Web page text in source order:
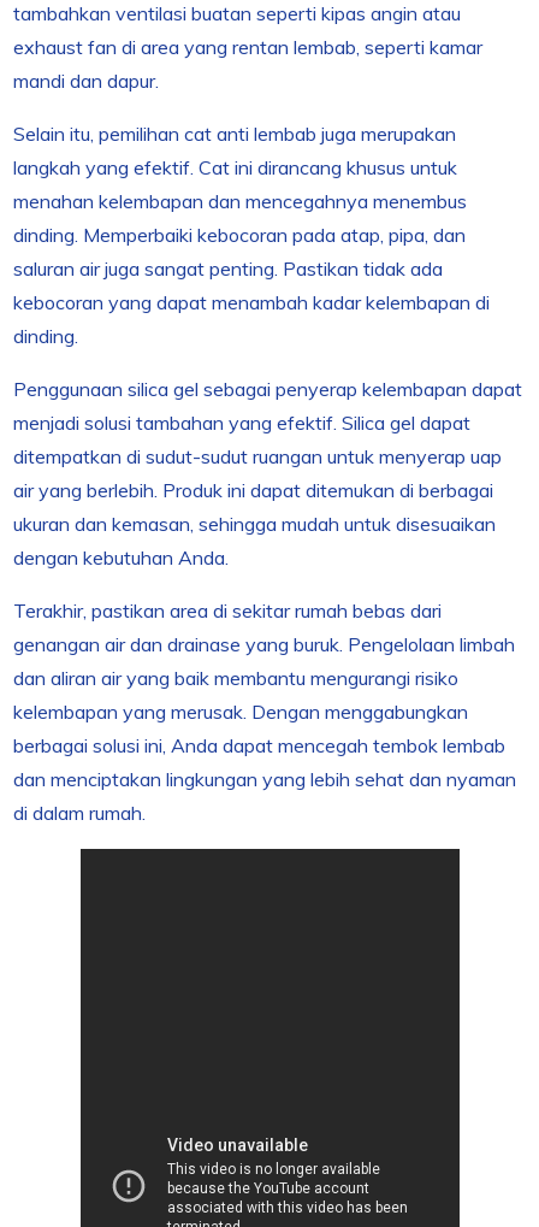
tambahkan ventilasi buatan seperti kipas angin atau
exhaust fan di area yang rentan lembab, seperti kamar
mandi dan dapur.
Selain itu, pemilihan cat anti lembab juga merupakan
langkah yang efektif. Cat ini dirancang khusus untuk
menahan kelembapan dan mencegahnya menembus
dinding. Memperbaiki kebocoran pada atap, pipa, dan
saluran air juga sangat penting. Pastikan tidak ada
kebocoran yang dapat menambah kadar kelembapan di
dinding.
Penggunaan silica gel sebagai penyerap kelembapan dapat
menjadi solusi tambahan yang efektif. Silica gel dapat
ditempatkan di sudut-sudut ruangan untuk menyerap uap
air yang berlebih. Produk ini dapat ditemukan di berbagai
ukuran dan kemasan, sehingga mudah untuk disesuaikan
dengan kebutuhan Anda.
Terakhir, pastikan area di sekitar rumah bebas dari
genangan air dan drainase yang buruk. Pengelolaan limbah
dan aliran air yang baik membantu mengurangi risiko
kelembapan yang merusak. Dengan menggabungkan
berbagai solusi ini, Anda dapat mencegah tembok lembab
dan menciptakan lingkungan yang lebih sehat dan nyaman
di dalam rumah.